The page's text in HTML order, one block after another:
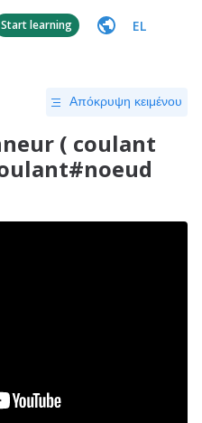
Start learning EL
Απόκρυψη κειμένου
( coulant